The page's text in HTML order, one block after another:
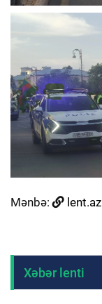
Mənbə: lent.az
Xəbər lenti